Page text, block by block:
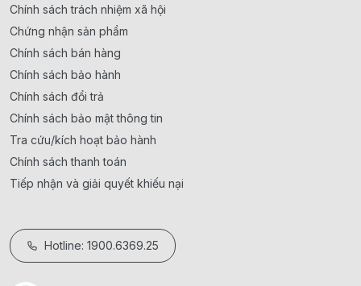
Chính sách trách nhiệm xã hội
Chứng nhận sản phẩm
Chính sách bán hàng
Chính sách bảo hành
Chính sách đổi trả
Chính sách bảo mật thông tin
Tra cứu/kích hoạt bảo hành
Chính sách thanh toán
Tiếp nhận và giải quyết khiếu nại
Hotline: 1900.6369.25